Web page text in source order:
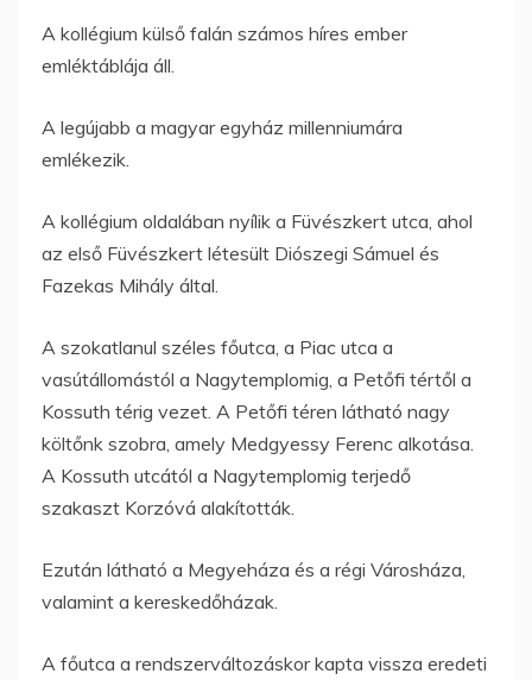
A kollégium külső falán számos híres ember
emléktáblája áll.
A legújabb a magyar egyház millenniumára
emlékezik.
A kollégium oldalában nyílik a Füvészkert utca, ahol
az első Füvészkert létesült Diószegi Sámuel és
Fazekas Mihály által.
A szokatlanul széles főutca, a Piac utca a
vasútállomástól a Nagytemplomig, a Petőfi tértől a
Kossuth térig vezet. A Petőfi téren látható nagy
költőnk szobra, amely Medgyessy Ferenc alkotása.
A Kossuth utcától a Nagytemplomig terjedő
szakaszt Korzóvá alakították.
Ezután látható a Megyeháza és a régi Városháza,
valamint a kereskedőházak.
A főutca a rendszerváltozáskor kapta vissza eredeti